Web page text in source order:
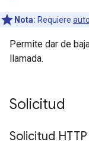
Nota: Requiere
Permite dar de
llamada.
Solicitud
Solicitud HTTP